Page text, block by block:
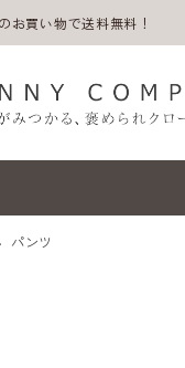
お買い物で送料無料！
パンツ